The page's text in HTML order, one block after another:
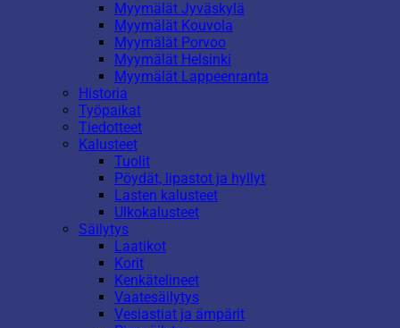
Myymälät Jyväskylä
Myymälät Kouvola
Myymälät Porvoo
Myymälät Helsinki
Myymälät Lappeenranta
Historia
Työpaikat
Tiedotteet
Kalusteet
Tuolit
Pöydät, lipastot ja hyllyt
Lasten kalusteet
Ulkokalusteet
Säilytys
Laatikot
Korit
Kenkätelineet
Vaatesäilytys
Vesiastiat ja ämpärit